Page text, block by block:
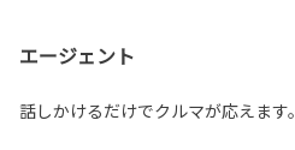
エージェント
話しかけるだけでクルマが応えます。